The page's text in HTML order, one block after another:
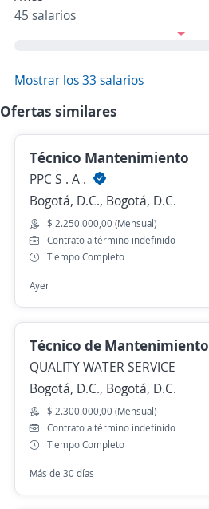
45 salarios
Mostrar los 33 salarios
Ofertas similares
Técnico Mantenimiento
PPC S . A .
Bogotá, D.C., Bogotá, D.C.
$ 2.250.000,00 (Mensual)
Contrato a término indefinido
Tiempo Completo
Ayer
Técnico de Mantenimiento
QUALITY WATER SERVICE
Bogotá, D.C., Bogotá, D.C.
$ 2.300.000,00 (Mensual)
Contrato a término indefinido
Tiempo Completo
Más de 30 días